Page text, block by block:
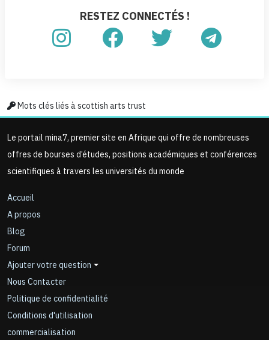
RESTEZ CONNECTÉS !
Mots clés liés à scottish arts trust
Le portail mina7, premier site en Afrique qui offre de nombreuses
offres de bourses d’études, positions académiques et conférences
scientifiques à travers les universités du monde
Accueil
A propos
Blog
Forum
Ajouter votre question
Nous Contacter
Politique de confidentialité
Conditions d'utilisation
commercialisation